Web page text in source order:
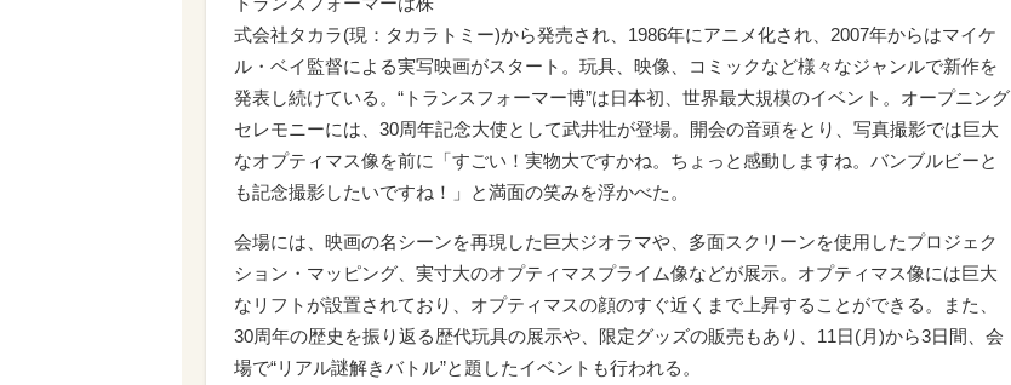
式会社タカラ(現：タカラトミー)から発売され、1986年にアニメ化され、2007年からはマイケ
ル・ベイ監督による実写映画がスタート。玩具、映像、コミックなど様々なジャンルで新作を
発表し続けている。“トランスフォーマー博”は日本初、世界最大規模のイベント。オープニング
セレモニーには、30周年記念大使として武井壮が登場。開会の音頭をとり、写真撮影では巨大
なオプティマス像を前に「すごい！実物大ですかね。ちょっと感動しますね。バンブルビーと
も記念撮影したいですね！」と満面の笑みを浮かべた。
会場には、映画の名シーンを再現した巨大ジオラマや、多面スクリーンを使用したプロジェク
ション・マッピング、実寸大のオプティマスプライム像などが展示。オプティマス像には巨大
なリフトが設置されており、オプティマスの顔のすぐ近くまで上昇することができる。また、
30周年の歴史を振り返る歴代玩具の展示や、限定グッズの販売もあり、11日(月)から3日間、会
場で“リアル謎解きバトル”と題したイベントも行われる。